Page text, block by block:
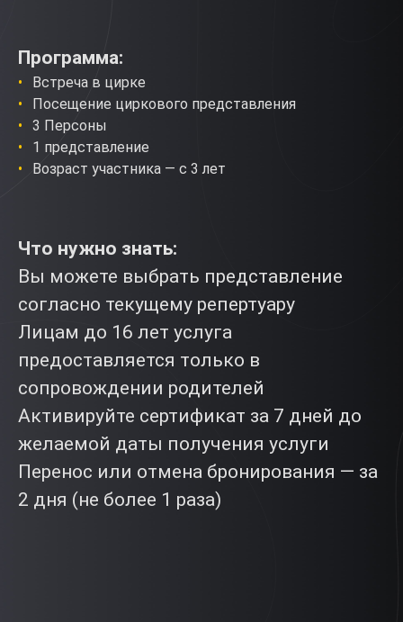
Программа:
Встреча в цирке
Посещение циркового представления
3 Персоны
1 представление
Возраст участника — с 3 лет
Что нужно знать:
Вы можете выбрать представление
согласно текущему репертуару
Лицам до 16 лет услуга
предоставляется только в
сопровождении родителей
Активируйте сертификат за 7 дней до
желаемой даты получения услуги
Перенос или отмена бронирования — за
2 дня (не более 1 раза)